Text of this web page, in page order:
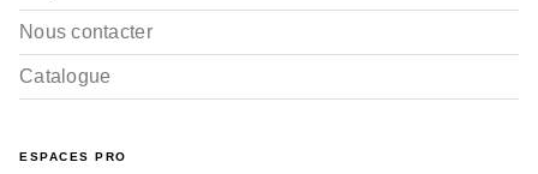
Nous contacter
Catalogue
ESPACES PRO